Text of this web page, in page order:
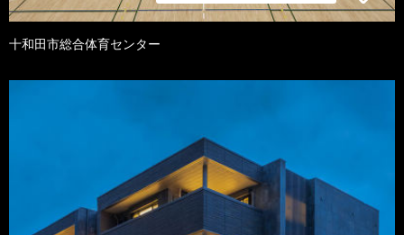
十和田市総合体育センター